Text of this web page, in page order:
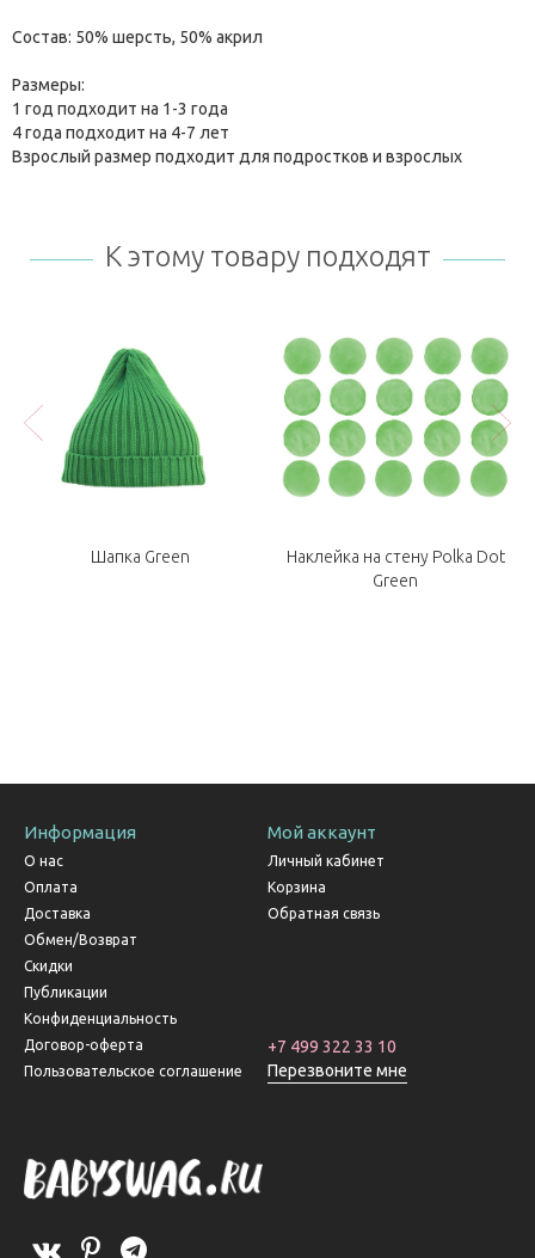
Состав: 50% шерсть, 50% акрил
Размеры:
1 год подходит на 1-3 года
4 года подходит на 4-7 лет
Взрослый размер подходит для подростков и взрослых
К этому товару подходят
Шапка Green
Наклейка на стену Polka Dot
Green
Информация
О нас
Оплата
Доставка
Обмен/Возврат
Скидки
Публикации
Конфиденциальность
Договор-оферта
Пользовательское соглашение
Мой аккаунт
Личный кабинет
Корзина
Обратная связь
+7 499 322 33 10
Перезвоните мне